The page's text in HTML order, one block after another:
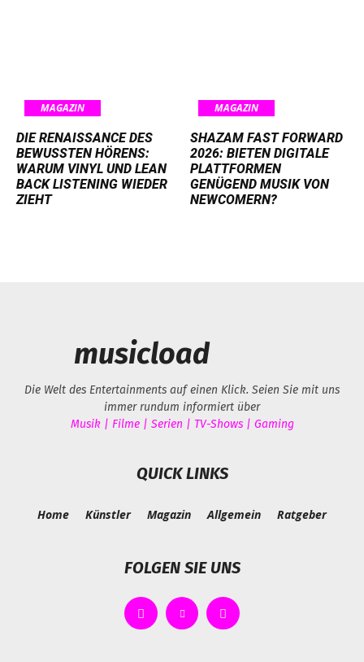
MAGAZIN
DIE RENAISSANCE DES
BEWUSSTEN HÖRENS:
WARUM VINYL UND LEAN
BACK LISTENING WIEDER
ZIEHT
MAGAZIN
SHAZAM FAST FORWARD
2026: BIETEN DIGITALE
PLATTFORMEN
GENÜGEND MUSIK VON
NEWCOMERN?
musicload
Die Welt des Entertainments auf einen Klick. Seien Sie mit uns
immer rundum informiert über
Musik | Filme | Serien | TV-Shows | Gaming
QUICK LINKS
Home Künstler Magazin Allgemein Ratgeber
FOLGEN SIE UNS